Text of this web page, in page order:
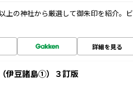
上の神社から厳選して御朱印を紹介。ビ
詳細を見る
豆諸島①）３訂版